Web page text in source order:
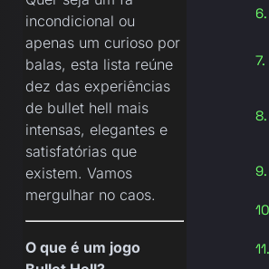
incondicional ou
apenas um curioso por
balas, esta lista reúne
dez das experiências
de bullet hell mais
intensas, elegantes e
satisfatórias que
existem. Vamos
mergulhar no caos.
O que é um jogo